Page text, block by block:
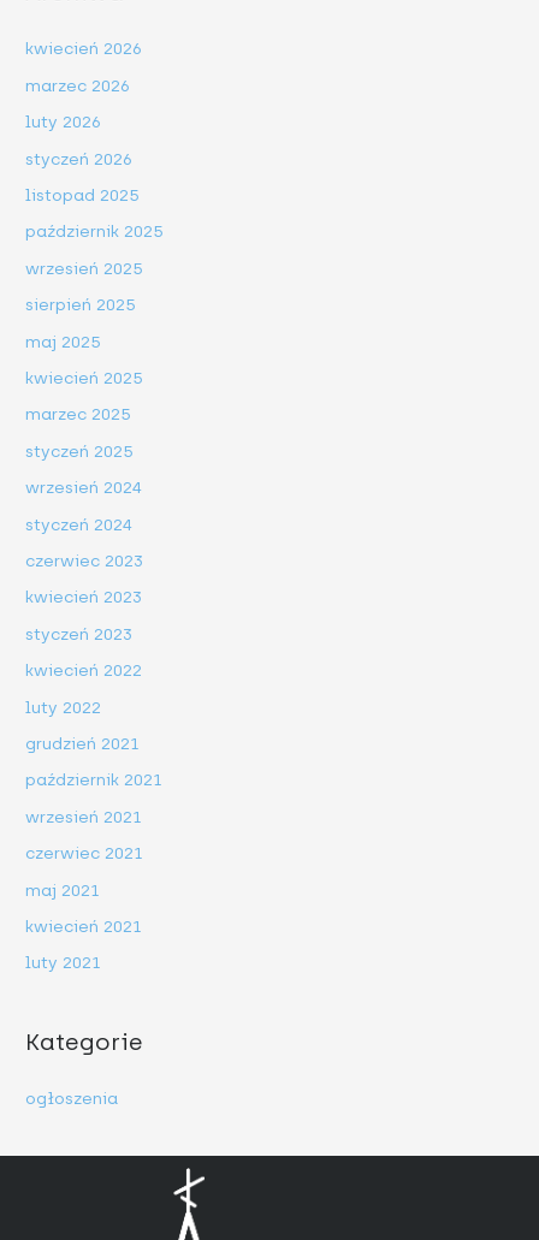
kwiecień 2026
marzec 2026
luty 2026
styczeń 2026
listopad 2025
październik 2025
wrzesień 2025
sierpień 2025
maj 2025
kwiecień 2025
marzec 2025
styczeń 2025
wrzesień 2024
styczeń 2024
czerwiec 2023
kwiecień 2023
styczeń 2023
kwiecień 2022
luty 2022
grudzień 2021
październik 2021
wrzesień 2021
czerwiec 2021
maj 2021
kwiecień 2021
luty 2021
Kategorie
ogłoszenia